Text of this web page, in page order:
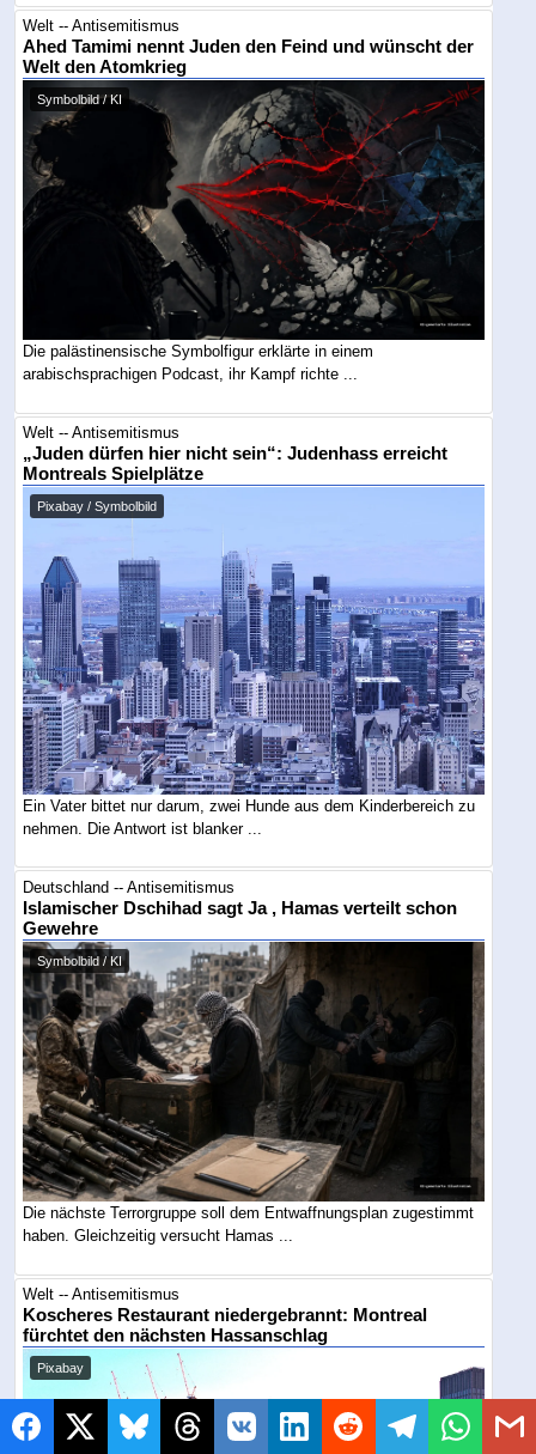
Welt -- Antisemitismus
Ahed Tamimi nennt Juden den Feind und wünscht der
Welt den Atomkrieg
Symbolbild / KI
Die palästinensische Symbolfigur erklärte in einem
arabischsprachigen Podcast, ihr Kampf richte ...
Welt -- Antisemitismus
„Juden dürfen hier nicht sein“: Judenhass erreicht
Montreals Spielplätze
Pixabay / Symbolbild
Ein Vater bittet nur darum, zwei Hunde aus dem Kinderbereich zu
nehmen. Die Antwort ist blanker ...
Deutschland -- Antisemitismus
Islamischer Dschihad sagt Ja , Hamas verteilt schon
Gewehre
Symbolbild / KI
Die nächste Terrorgruppe soll dem Entwaffnungsplan zugestimmt
haben. Gleichzeitig versucht Hamas ...
Welt -- Antisemitismus
Koscheres Restaurant niedergebrannt: Montreal
fürchtet den nächsten Hassanschlag
Pixabay